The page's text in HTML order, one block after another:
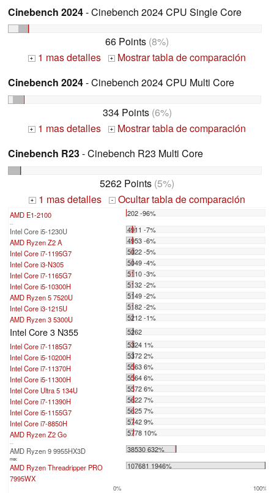
Cinebench 2024- Cinebench 2024 CPU Single Core
66 Points (8%)
+ 1 mas detalles +
Mostrar tabla de comparación
Cinebench 2024- Cinebench 2024 CPU Multi Core
334 Points(6%)
+ 1 mas detalles +
Mostrar tabla de comparación
Cinebench R23- Cinebench R23 Multi Core
5262 Points (5%)
+ 1 mas detalles - Ocultar tabla de comparación
AMD E1-2100 202 -96%
...
Intel Core i5-1230U
4911 -7%
AMD Ryzen Z2 A
4953 -6%
Intel Core i7-1195G7
5022 -5%
Intel Core i3-N305
5049 -4%
Intel Core i7-1165G7
5110 -3%
Intel Core i5-10300H
5132 -2%
AMD Ryzen 5 7520U
5149 -2%
Intel Core i3-1215U
5182 -2%
AMD Ryzen 3 5300U
5212 -1%
Intel Core 3 N355
5262
Intel Core i7-1185G7
5324 1%
Intel Core i5-10200H
5372 2%
Intel Core i7-11370H
5563 6%
Intel Core i5-11300H
5564 6%
Intel Core Ultra 5 134U
5572 6%
Intel Core i7-11390H
5622 7%
Intel Core i5-1155G7
5625 7%
Intel Core i7-8850H
5742 9%
AMD Ryzen Z2 Go
5778 10%
...
AMD Ryzen 9 9955HX3D 38530 632%
max:
AMD Ryzen Threadripper PRO
7995WX
107681 1946%
0% 100%